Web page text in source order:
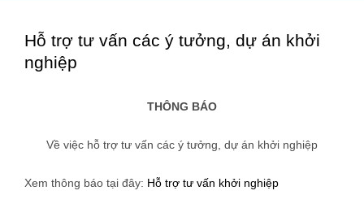
Hỗ trợ tư vấn các ý tưởng, dự án khởi
nghiệp
THÔNG BÁO
Về việc hỗ trợ tư vấn các ý tưởng, dự án khởi nghiệp
Xem thông báo tại đây: Hỗ trợ tư vấn khởi nghiệp